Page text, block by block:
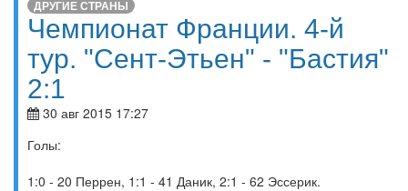
ДРУГИЕ СТРАНЫ
Чемпионат Франции. 4-й
тур. "Сент-Этьен" - "Бастия"
2:1
30 авг 2015 17:27
Голы:
1:0 - 20 Перрен, 1:1 - 41 Даник, 2:1 - 62 Эссерик.